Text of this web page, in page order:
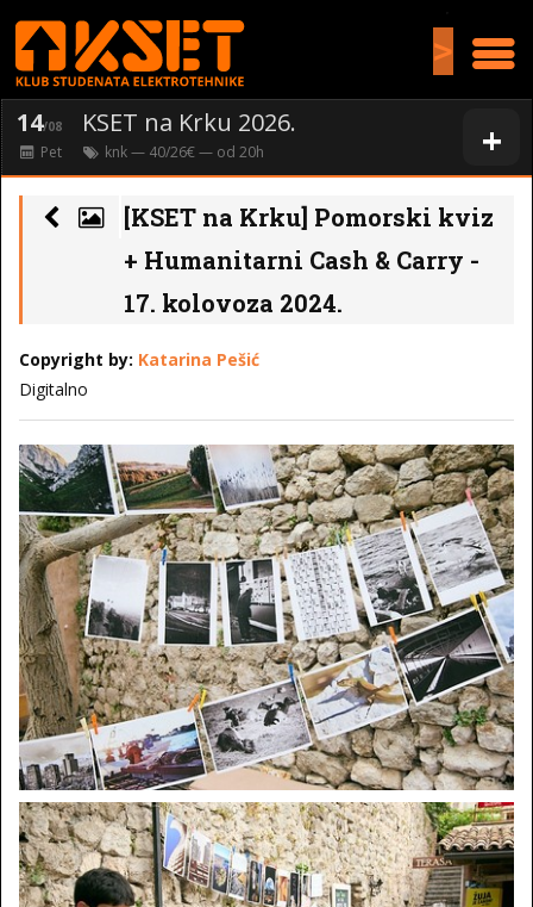
>
+
14/08 KSET na Krku 2026.
Pet knk— 40/26€ — od 20h
[KSET na Krku] Pomorski kviz
+ Humanitarni Cash & Carry -
17. kolovoza 2024.
Copyright by: Katarina Pešić
Digitalno